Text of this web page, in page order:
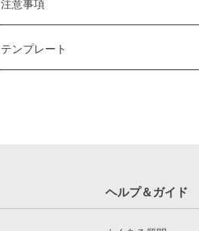
注意事項
ご注文の際の注意事項
必ず下記の内容をご理解の上、ご注
返金が必要となった場合、弊社で
テンプレート
ヘルプ＆ガイド